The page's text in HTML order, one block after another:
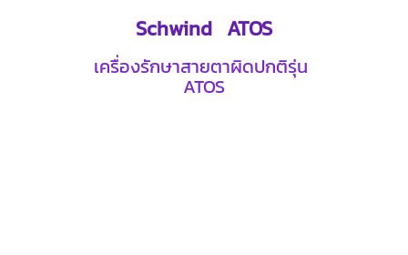
Schwind ATOS
เครื่องรักษาสายตาผิดปกติรุ่น
ATOS